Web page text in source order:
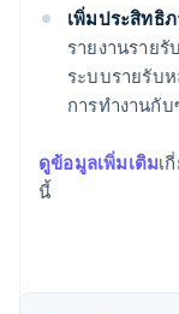
เพิ่มประสิทธิ
รายงานรายรั
ระบบรายรับ
การทำงานกั
ดูข้อมูลเพิ่มเติมเ
นี้
English
โครเอเชีย